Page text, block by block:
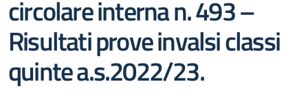
circolare interna n. 493 –
Risultati prove invalsi classi
quinte a.s.2022/23.